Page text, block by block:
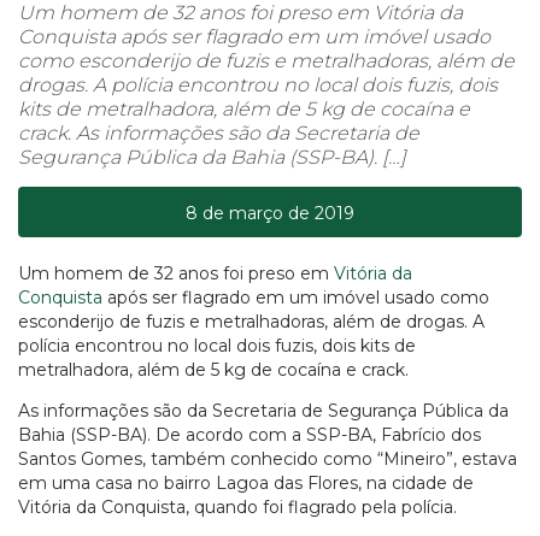
Um homem de 32 anos foi preso em Vitória da
Conquista após ser flagrado em um imóvel usado
como esconderijo de fuzis e metralhadoras, além de
drogas. A polícia encontrou no local dois fuzis, dois
kits de metralhadora, além de 5 kg de cocaína e
crack. As informações são da Secretaria de
Segurança Pública da Bahia (SSP-BA). […]
8 de março de 2019
Um homem de 32 anos foi preso em Vitória da
Conquista após ser flagrado em um imóvel usado como
esconderijo de fuzis e metralhadoras, além de drogas. A
polícia encontrou no local dois fuzis, dois kits de
metralhadora, além de 5 kg de cocaína e crack.
As informações são da Secretaria de Segurança Pública da
Bahia (SSP-BA). De acordo com a SSP-BA, Fabrício dos
Santos Gomes, também conhecido como “Mineiro”, estava
em uma casa no bairro Lagoa das Flores, na cidade de
Vitória da Conquista, quando foi flagrado pela polícia.